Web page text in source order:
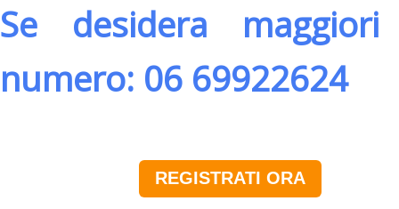
Se desidera
numero: 06 69922624
REGISTRATI ORA